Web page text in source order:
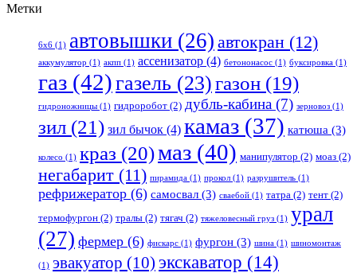
Метки
6x6 (1) автовышки (26) автокран (12)
аккумулятор (1) акпп (1) ассенизатор (4) бетононасос (1) буксировка (1)
газ (42)газель (23)газон (19)
гидроножницы (1) гидроробот (2) дубль-кабина (7) зерновоз (1)
зил (21) зил бычок (4) камаз (37) катюша (3)
колесо (1) краз (20)маз (40) манипулятор (2) моаз (2)
негабарит (11) пирамида (1) прокол (1) разрушитель (1)
рефрижератор (6) самосвал (3) сваебой (1) татра (2) тент (2)
термофургон (2) тралы (2) тягач (2) тяжеловесный груз (1) урал
(27) фермер (6) фискарс (1) фургон (3) шина (1) шиномонтаж
(1) эвакуатор (10) экскаватор (14)